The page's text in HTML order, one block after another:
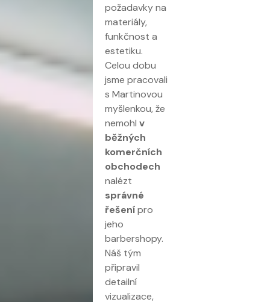
požadavky na
materiály,
funkčnost a
estetiku.
Celou dobu
jsme pracovali
s Martinovou
myšlenkou, že
nemohl v
běžných
komerčních
obchodech
nalézt
správné
řešenípro
jeho
barbershopy.
Náš tým
připravil
detailní
vizualizace,